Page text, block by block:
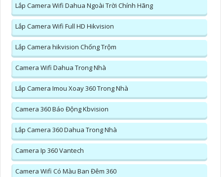
Lắp Camera Wifi Dahua Ngoài Trời Chính Hãng
Lắp Camera Wifi Full HD Hikvision
Lắp Camera hikvision Chống Trộm
Camera Wifi Dahua Trong Nhà
Lắp Camera Imou Xoay 360 Trong Nhà
Camera 360 Báo Động Kbvision
Lắp Camera 360 Dahua Trong Nhà
Camera Ip 360 Vantech
Camera Wifi Có Màu Ban Đêm 360